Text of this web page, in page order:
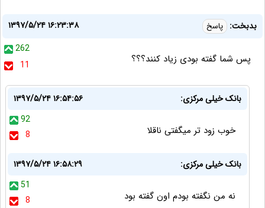
بدبخت: پاسخ
۱۳۹۷/۵/۲۴ ۱۶:۲۳:۳۸
262
11
پس شما گفته بودی زیاد کنند؟؟؟
بانک خیلی مرکزی:
۱۳۹۷/۵/۲۴ ۱۶:۵۴:۵۶
92
8
خوب زود تر میگفتی ناقلا
بانک خیلی مرکزی:
۱۳۹۷/۵/۲۴ ۱۶:۵۸:۲۹
51
8
نه من نگفته بودم اون گفته بود